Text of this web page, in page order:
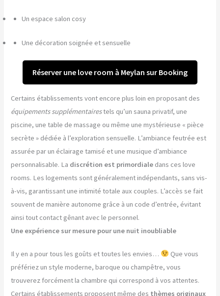
Un espace salon cosy
Une décoration soignée et sensuelle
Réserver une love room à Meylan sur Booking
Certains établissements vont encore plus loin en proposant des
équipements supplémentairestels qu’un sauna privatif, une
piscine, une table de massage ou même une mystérieuse « pièce
secrète » dédiée à l’exploration sensuelle. L’ambiance feutrée est
assurée par un éclairage tamisé et une musique d’ambiance
personnalisable. La discrétion est primordiale dans ces love
rooms. Les logements sont généralement indépendants, sans vis-
à-vis, garantissant une intimité totale aux couples. L’accès se fait
souvent de manière autonome grâce à un code d’entrée, évitant
ainsi tout contact gênant avec le personnel.
Une expérience sur mesure pour une nuit inoubliable
Il y en a pour tous les goûts et toutes les envies…
Que vous
préfériez un style moderne, baroque ou champêtre, vous
trouverez forcément la chambre qui correspond à vos attentes.
Certains établissements proposent même des thèmes originaux